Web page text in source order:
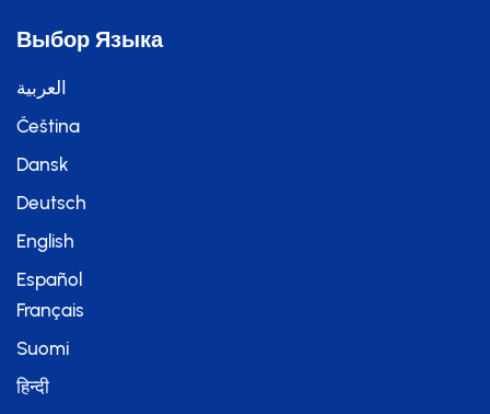
Выбор Языка
العربية
Čeština
Dansk
Deutsch
English
Español
Français
Suomi
हिन्दी